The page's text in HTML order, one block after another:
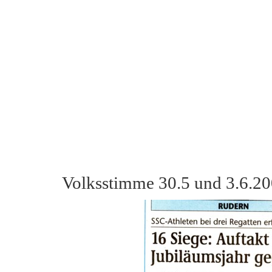
Volksstimme 30.5 und